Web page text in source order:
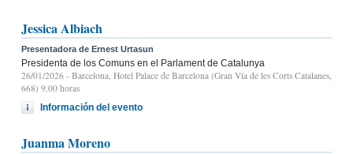
Jessica Albiach
Presentadora de Ernest Urtasun
Presidenta de los Comuns en el Parlament de Catalunya
26/01/2026 - Barcelona, Hotel Palace de Barcelona (Gran Vía de les Corts Catalanes,
668) 9.00 horas
Información del evento
Juanma Moreno